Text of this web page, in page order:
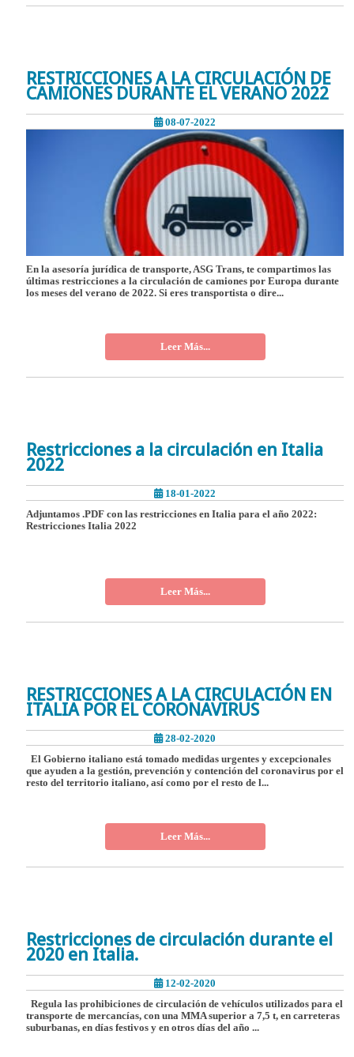
RESTRICCIONES A LA CIRCULACIÓN DE
CAMIONES DURANTE EL VERANO 2022
08-07-2022
En la asesoría jurídica de transporte, ASG Trans, te compartimos las
últimas restricciones a la circulación de camiones por Europa durante
los meses del verano de 2022. Si eres transportista o dire...
Leer Más...
Restricciones a la circulación en Italia
2022
18-01-2022
Adjuntamos .PDF con las restricciones en Italia para el año 2022:
Restricciones Italia 2022
Leer Más...
RESTRICCIONES A LA CIRCULACIÓN EN
ITALIA POR EL CORONAVIRUS
28-02-2020
El Gobierno italiano está tomado medidas urgentes y excepcionales
que ayuden a la gestión, prevención y contención del coronavirus por el
resto del territorio italiano, así como por el resto de l...
Leer Más...
Restricciones de circulación durante el
2020 en Italia.
12-02-2020
Regula las prohibiciones de circulación de vehículos utilizados para el
transporte de mercancías, con una MMA superior a 7,5 t, en carreteras
suburbanas, en días festivos y en otros días del año ...